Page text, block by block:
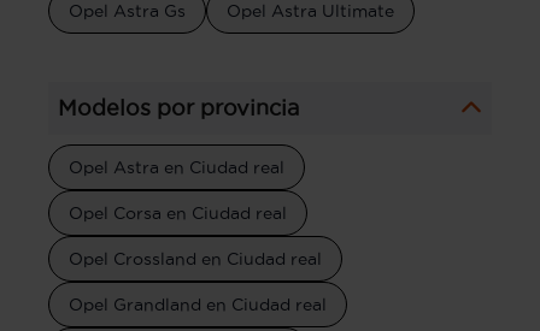
Opel Astra Gs Opel Astra Ultimate
Modelos por provincia
Opel Astra en Ciudad real
Opel Corsa en Ciudad real
Opel Crossland en Ciudad real
Opel Grandland en Ciudad real